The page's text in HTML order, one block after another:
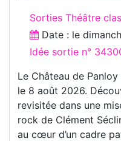
Sorties Théâtre
Date : le
Idée sortie n°
Le Château de
le 8 août 2026.
revisitée dans une
rock de Clément
au cœur d’un cadre